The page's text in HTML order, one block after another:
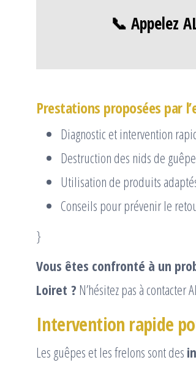
📞 Appelez
Prestations proposées par
Diagnostic et intervention
Destruction des nids de
Utilisation de produits
Conseils pour prévenir le
}
Vous êtes confronté à un
Loiret ? N’hésitez pas à contacter
Intervention rapide
Les guêpes et les frelons sont des